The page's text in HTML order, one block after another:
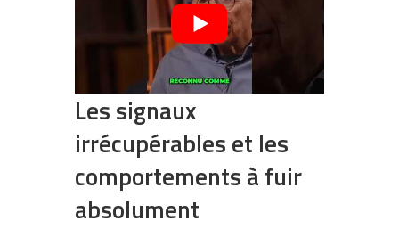
Les signaux
irrécupérables et les
comportements à fuir
absolument